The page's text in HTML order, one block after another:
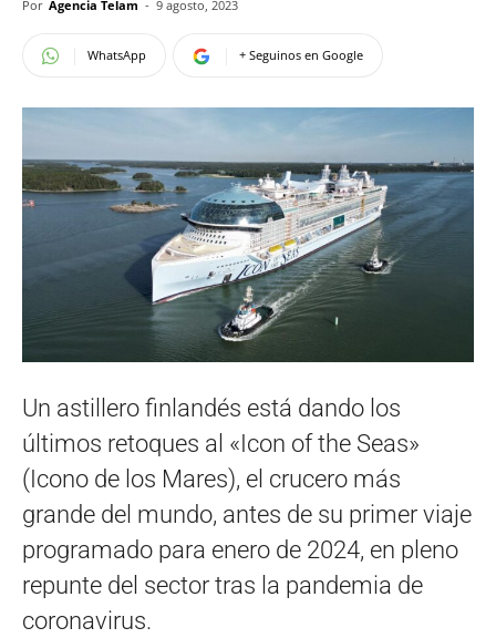
Por Agencia Telam - 9 agosto, 2023
WhatsApp + Seguinos en Google
Un astillero finlandés está dando los
últimos retoques al «Icon of the Seas»
(Icono de los Mares), el crucero más
grande del mundo, antes de su primer viaje
programado para enero de 2024, en pleno
repunte del sector tras la pandemia de
coronavirus.